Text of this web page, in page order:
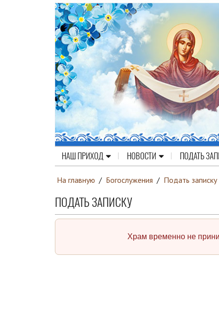
НАШ ПРИХОД НОВОСТИ ПОДАТЬ
На главную / Богослужения / Подать
ПОДАТЬ ЗАПИСКУ